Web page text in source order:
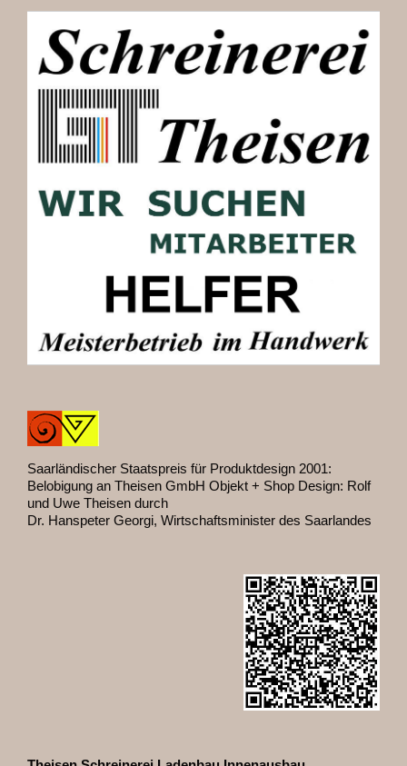
Saarländischer Staatspreis für Produktdesign 2001:
Belobigung an Theisen GmbH Objekt + Shop Design: Rolf
und Uwe Theisen durch
Dr. Hanspeter Georgi, Wirtschaftsminister des Saarlandes